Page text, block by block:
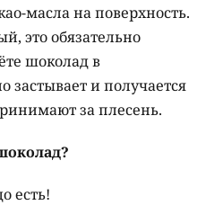
масла на поверхность.
это обязательно
шоколад в
застывает и получается
за плесень.
есть!